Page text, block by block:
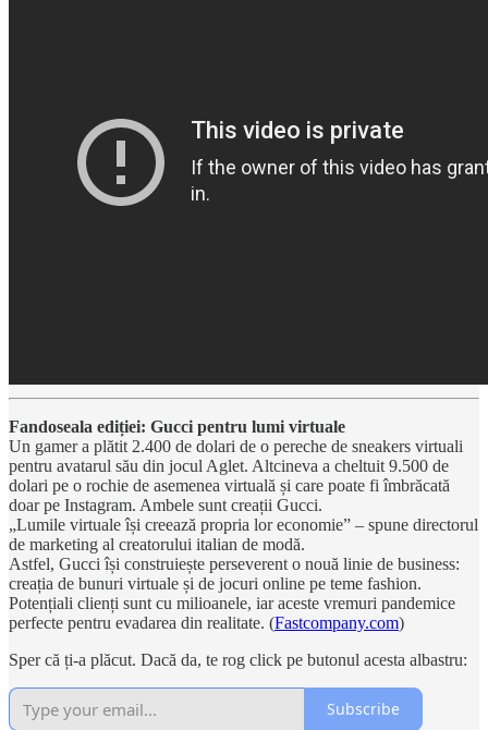
Fandoseala ediției: Gucci pentru lumi virtuale
Un gamer a plătit 2.400 de dolari de o pereche de sneakers virtuali
pentru avatarul său din jocul Aglet. Altcineva a cheltuit 9.500 de
dolari pe o rochie de asemenea virtuală și care poate fi îmbrăcată
doar pe Instagram. Ambele sunt creații Gucci.
„Lumile virtuale își creează propria lor economie” – spune directorul
de marketing al creatorului italian de modă.
Astfel, Gucci își construiește perseverent o nouă linie de business:
creația de bunuri virtuale și de jocuri online pe teme fashion.
Potențiali clienți sunt cu milioanele, iar aceste vremuri pandemice
perfecte pentru evadarea din realitate. (Fastcompany.com)
Sper că ți-a plăcut. Dacă da, te rog click pe butonul acesta albastru:
Subscribe